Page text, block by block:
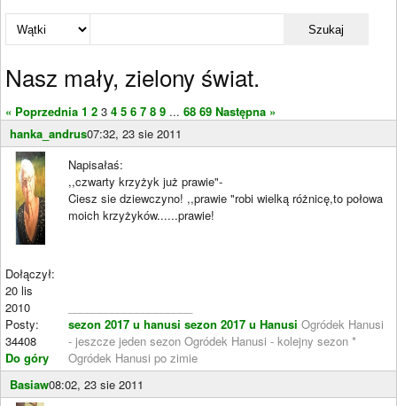
Szukaj
Nasz mały, zielony świat.
« Poprzednia 1 2 3 4 5 6 7 8 9 ... 68 69 Następna »
hanka_andrus07:32, 23 sie 2011
Dołączył:
20 lis
2010
Posty:
34408
Do góry
Napisałaś:
,,czwarty krzyżyk już prawie"-
Ciesz sie dziewczyno! ,,prawie "robi wielką różnicę,to połowa
moich krzyżyków......prawie!
sezon 2017 u hanusi sezon 2017 u Hanusi Ogródek Hanusi
- jeszcze jeden sezon Ogródek Hanusi - kolejny sezon *
Ogródek Hanusi po zimie
Basiaw08:02, 23 sie 2011